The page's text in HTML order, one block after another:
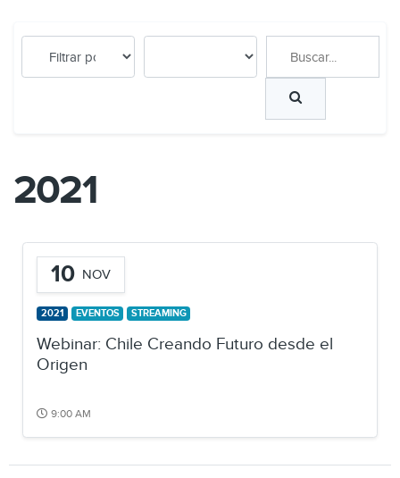
2021
10 NOV
2021 EVENTOS STREAMING
Webinar: Chile Creando Futuro desde el
Origen
9:00 AM